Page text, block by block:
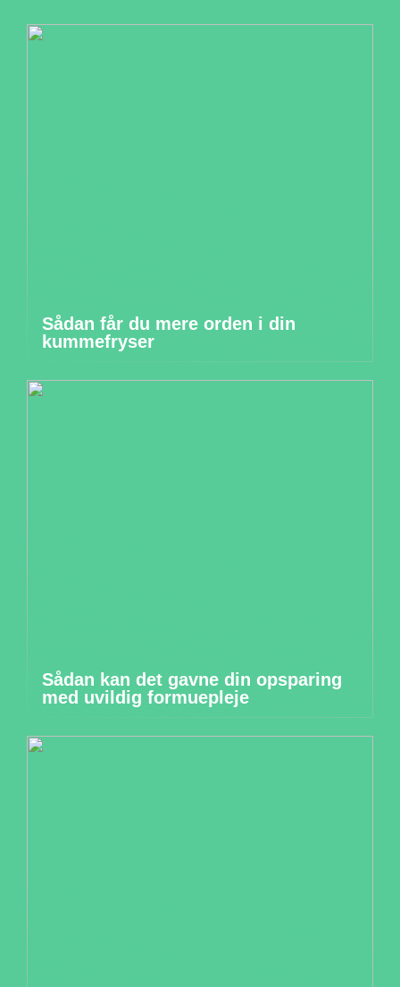
Sådan får du mere orden i din
kummefryser
Sådan kan det gavne din opsparing
med uvildig formuepleje